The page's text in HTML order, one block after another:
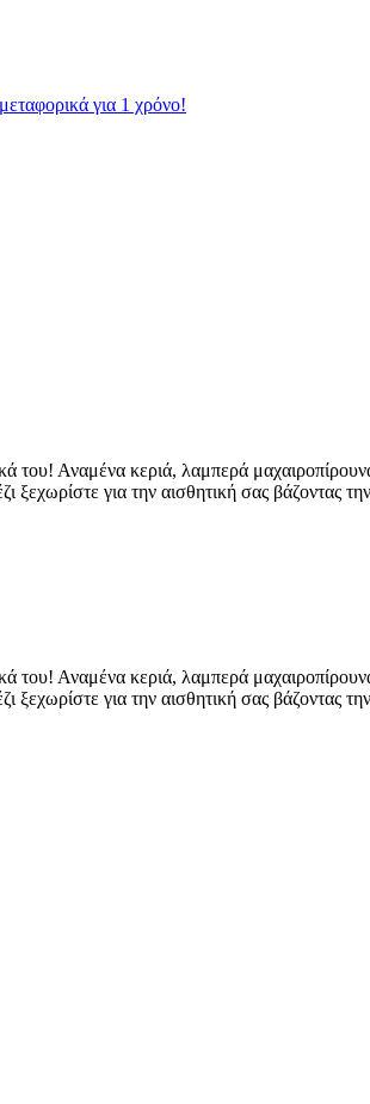
για 1 χρόνο!
του! Αναμένα κεριά, λαμπερά
ξεχωρίστε για την αισθητική σας
του! Αναμένα κεριά, λαμπερά
ξεχωρίστε για την αισθητική σας